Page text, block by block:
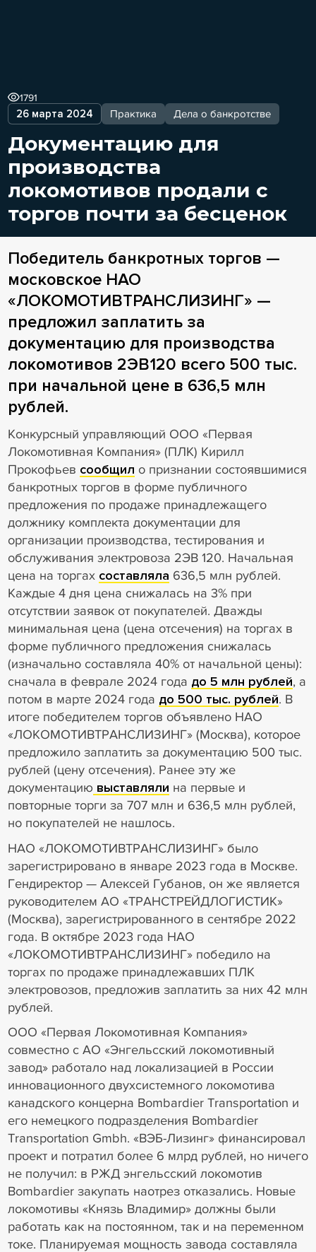
26 марта 2024 Практика Дела о банкротстве
1791
Документацию для
производства
локомотивов продали с
торгов почти за бесценок
Победитель банкротных торгов —
московское НАО
«ЛОКОМОТИВТРАНСЛИЗИНГ» —
предложил заплатить за
документацию для производства
локомотивов 2ЭВ120 всего 500 тыс.
при начальной цене в 636,5 млн
рублей.
Конкурсный управляющий ООО «Первая
Локомотивная Компания» (ПЛК) Кирилл
Прокофьев сообщил о признании состоявшимися
банкротных торгов в форме публичного
предложения по продаже принадлежащего
должнику комплекта документации для
организации производства, тестирования и
обслуживания электровоза 2ЭВ 120. Начальная
цена на торгах составляла 636,5 млн рублей.
Каждые 4 дня цена снижалась на 3% при
отсутствии заявок от покупателей. Дважды
минимальная цена (цена отсечения) на торгах в
форме публичного предложения снижалась
(изначально составляла 40% от начальной цены):
сначала в феврале 2024 года до 5 млн рублей, а
потом в марте 2024 года до 500 тыс. рублей. В
итоге победителем торгов объявлено НАО
«ЛОКОМОТИВТРАНСЛИЗИНГ» (Москва), которое
предложило заплатить за документацию 500 тыс.
рублей (цену отсечения). Ранее эту же
документацию выставляли на первые и
повторные торги за 707 млн и 636,5 млн рублей,
но покупателей не нашлось.
НАО «ЛОКОМОТИВТРАНСЛИЗИНГ» было
зарегистрировано в январе 2023 года в Москве.
Гендиректор — Алексей Губанов, он же является
руководителем АО «ТРАНСТРЕЙДЛОГИСТИК»
(Москва), зарегистрированного в сентябре 2022
года. В октябре 2023 года НАО
«ЛОКОМОТИВТРАНСЛИЗИНГ» победило на
торгах по продаже принадлежавших ПЛК
электровозов, предложив заплатить за них 42 млн
рублей.
ООО «Первая Локомотивная Компания»
совместно с АО «Энгельсский локомотивный
завод» работало над локализацией в России
инновационного двухсистемного локомотива
канадского концерна Bombardier Transportation и
его немецкого подразделения Bombardier
Transportation Gmbh. «ВЭБ-Лизинг» финансировал
проект и потратил более 6 млрд рублей, но ничего
не получил: в РЖД энгельсский локомотив
Bombardier закупать наотрез отказались. Новые
локомотивы «Князь Владимир» должны были
работать как на постоянном, так и на переменном
токе. Планируемая мощность завода составляла